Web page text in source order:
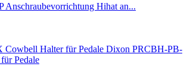
Anschraubevorrichtung Hihat an...
Dixon PRCBH-PB-
Pedale